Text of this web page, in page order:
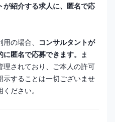
が紹介する求人に、匿名で応
の場合、
コンサルタントが
匿名で応募できます。 ま
理されており、ご本人の許可
示することは一切ございませ
ださい。